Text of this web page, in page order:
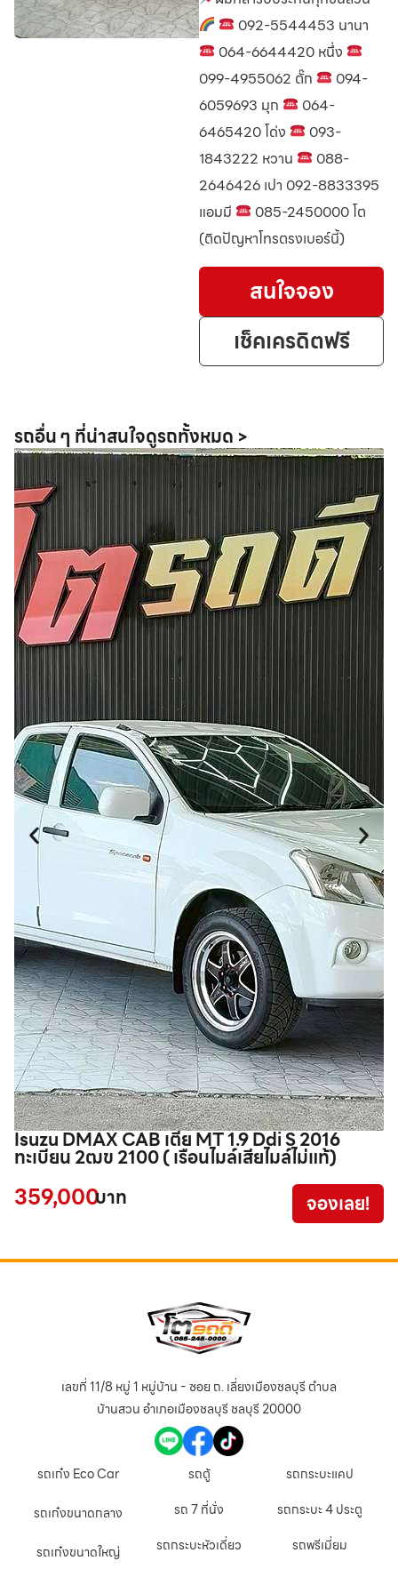
092-5544453 นานา
064-6644420 หนึ่ง
099-4955062 ตั๊ก
094-
6059693 มุก
064-
6465420 โด่ง
093-
1843222 หวาน
088-
2646426 เปา 092-8833395
แอมมี
085-2450000 โต
(ติดปัญหาโทรตรงเบอร์นี้)
สนใจจอง
เช็คเครดิตฟรี
รถอื่น ๆ ที่น่าสนใจดูรถทั้งหมด >
Isuzu DMAX CAB เตี้ย MT 1.9 Ddi S 2016
ทะเบียน 2ฒข 2100 ( เรือนไมล์เสียไมล์ไม่แท้)
359,000บาท จองเลย!
เลขที่ 11/8 หมู่ 1 หมู่บ้าน - ซอย ถ. เลี่ยงเมืองชลบุรี ตำบล
บ้านสวน อำเภอเมืองชลบุรี ชลบุรี 20000
รถเก๋ง Eco Car
รถเก๋งขนาดกลาง
รถเก๋งขนาดใหญ่
รถตู้
รถ 7 ที่นั่ง
รถกระบะหัวเดี่ยว
รถกระบะแคป
รถกระบะ 4 ประตู
รถพรีเมี่ยม